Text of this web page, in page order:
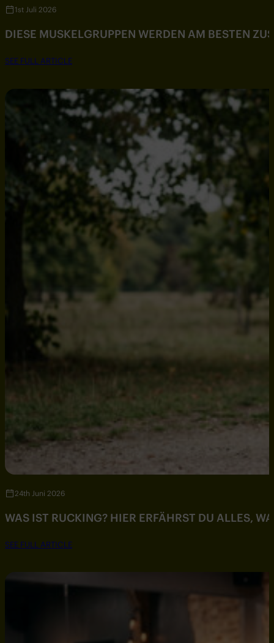
1st Juli 2026
DIESE MUSKELGRUPPEN WERDEN AM BESTEN
SEE FULL ARTICLE
24th Juni 2026
WAS IST RUCKING? HIER ERFÄHRST DU ALLES,
SEE FULL ARTICLE